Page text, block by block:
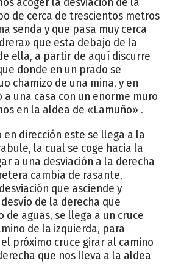
de cerca de trescientos metros
senda y que pasa muy cerca
que esta debajo de la
ella, a partir de aquí discurre
donde en un prado se
chamizo de una mina, y en
a una casa con un enorme muro
en la aldea de «Lamuño» .
dirección este se llega a la
la cual se coge hacia la
a una desviación a la derecha
cambia de rasante,
que asciende y
de la derecha que
de aguas, se llega a un cruce
de la izquierda, para
próximo cruce girar al camino
que nos lleva a la aldea